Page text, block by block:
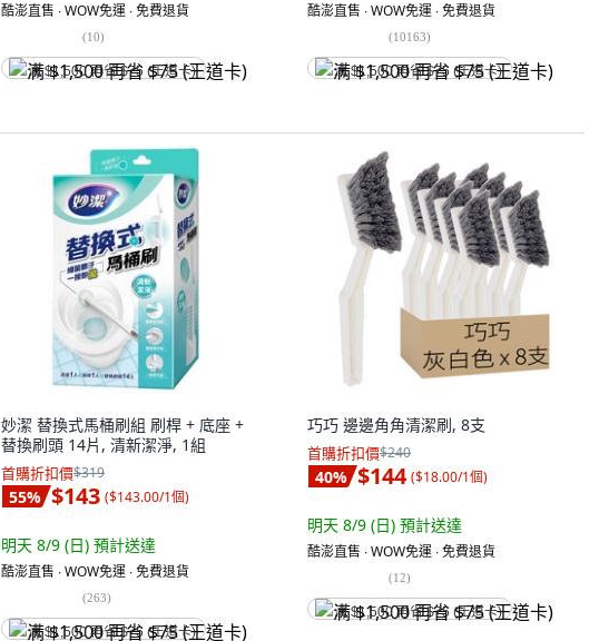
酷澎直售 ∙ WOW免運 ∙ 免費退貨
(10)
满 $1,500 再省 $75 (王道卡)
酷澎直售 ∙ WOW免運 ∙ 免費退貨
(10163)
满 $1,500 再省 $75 (王道卡)
妙潔 替換式馬桶刷組 刷桿 + 底座 +
替換刷頭 14片, 清新潔淨, 1組
首購折扣價$319
55% $143 ($143.00/1個)
明天 8/9 (日) 預計送達
酷澎直售 ∙ WOW免運 ∙ 免費退貨
(263)
满 $1,500 再省 $75 (王道卡)
巧巧 邊邊角角清潔刷, 8支
首購折扣價$240
40% $144 ($18.00/1個)
明天 8/9 (日) 預計送達
酷澎直售 ∙ WOW免運 ∙ 免費退貨
(12)
满 $1,500 再省 $75 (王道卡)